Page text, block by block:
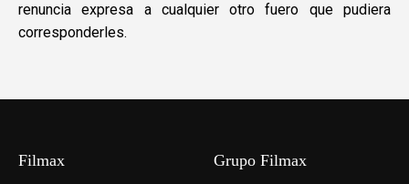
renuncia expresa a cualquier otro fuero que pudiera
corresponderles.
Filmax Grupo Filmax